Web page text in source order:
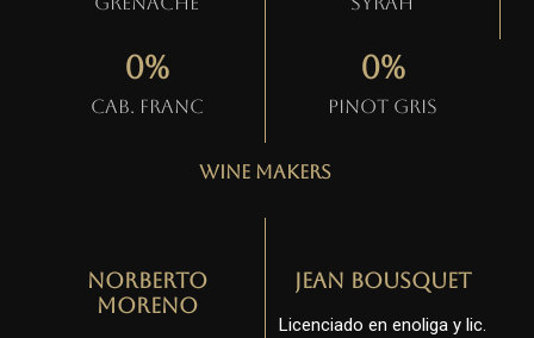
Cab. Franc
0%
Pinot gris
0%
Wine Makers
Norberto
Moreno
Jean Bousquet
Licenciado en enoliga y lic.